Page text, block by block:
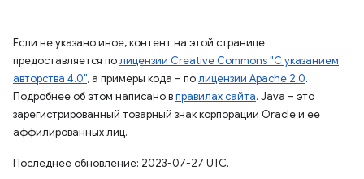
Если не указано иное, контент на этой странице
предоставляется полицензии Creative Commons "С указанием
авторства 4.0", а примеры кода – полицензии Apache 2.0.
Подробнее об этом написано вправилах сайта. Java – это
зарегистрированный товарный знак корпорации Oracle и ее
аффилированных лиц.
Последнее обновление: 2023-07-27 UTC.